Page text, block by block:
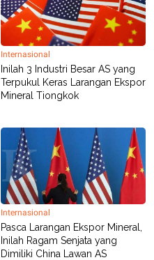
Internasional
Inilah 3 Industri Besar AS yang
Terpukul Keras Larangan Ekspor
Mineral Tiongkok
Internasional
Pasca Larangan Ekspor Mineral,
Inilah Ragam Senjata yang
Dimiliki China Lawan AS